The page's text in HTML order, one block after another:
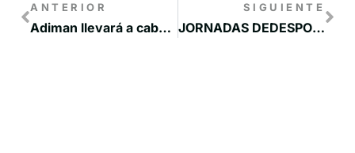
ANTERIOR
Adiman llevará a cabo el proyecto piloto de los almendros
SIGUIENTE
JORNADAS DEDESPOBLAMIENTO Y RELEVO GENERACIONAL